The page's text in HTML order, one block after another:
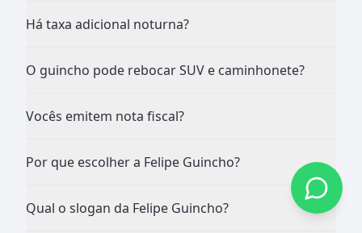
Há taxa adicional noturna?
O guincho pode rebocar SUV e caminhonete?
Vocês emitem nota fiscal?
Por que escolher a Felipe Guincho?
Qual o slogan da Felipe Guincho?